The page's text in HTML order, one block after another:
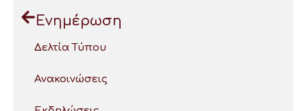
Ενημέρωση
Δελτία Τύπου
Ανακοινώσεις